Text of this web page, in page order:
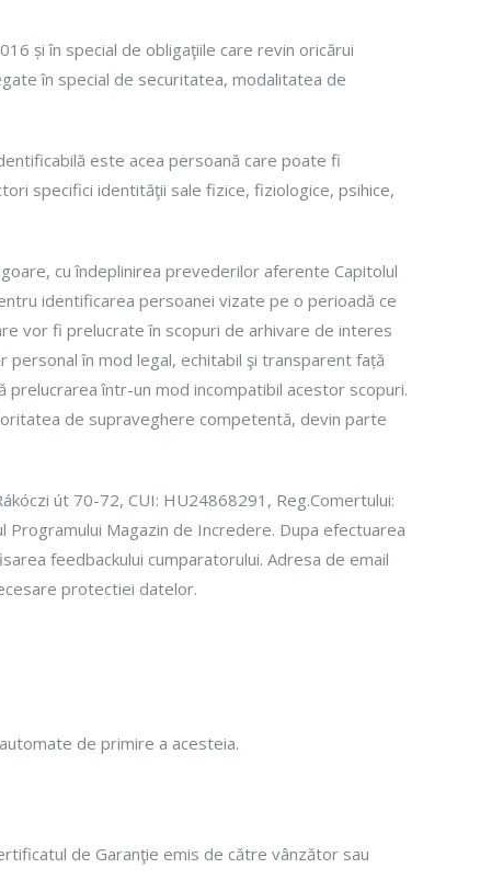
și în special de obligaţiile care revin oricărui
în special de securitatea, modalitatea de
este acea persoană care poate fi
specifici identităţii sale fizice, fiziologice, psihice,
cu îndeplinirea prevederilor aferente Capitolul
identificarea persoanei vizate pe o perioadă ce
vor fi prelucrate în scopuri de arhivare de interes
în mod legal, echitabil şi transparent față
într-un mod incompatibil acestor scopuri.
de supraveghere competentă, devin parte
út 70-72, CUI: HU24868291, Reg.Comertului:
Magazin de Incredere. Dupa efectuarea
feedbackului cumparatorului. Adresa de email
protectiei datelor.
de primire a acesteia.
de Garanţie emis de către vânzător sau